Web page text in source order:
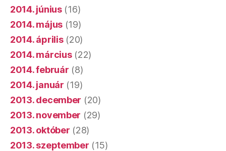
2014. június(16)
2014. május (19)
2014. április(20)
2014. március(22)
2014. február (8)
2014. január (19)
2013. december (20)
2013. november (29)
2013. október (28)
2013. szeptember (15)